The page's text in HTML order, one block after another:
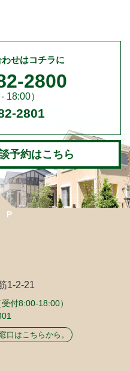
せはコチラに
2800
18:00）
2801
予約はこちら
1-2-21
受付8:00-18:00）
口はこちらから。